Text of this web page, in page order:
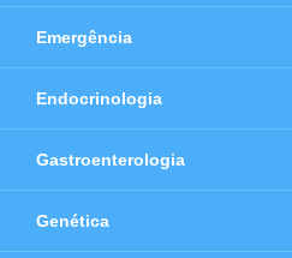
Emergência
Endocrinologia
Gastroenterologia
Genética